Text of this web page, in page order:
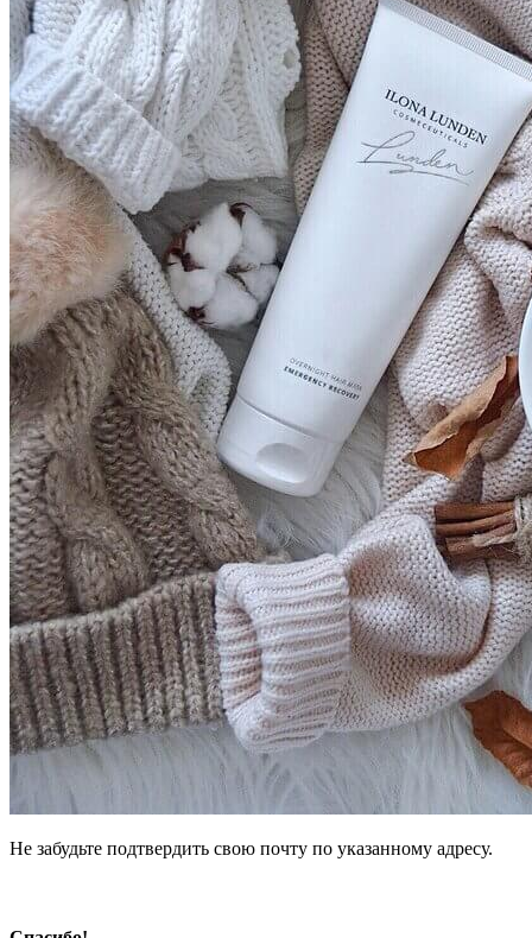
Не забудьте подтвердить свою почту по указанному адресу.